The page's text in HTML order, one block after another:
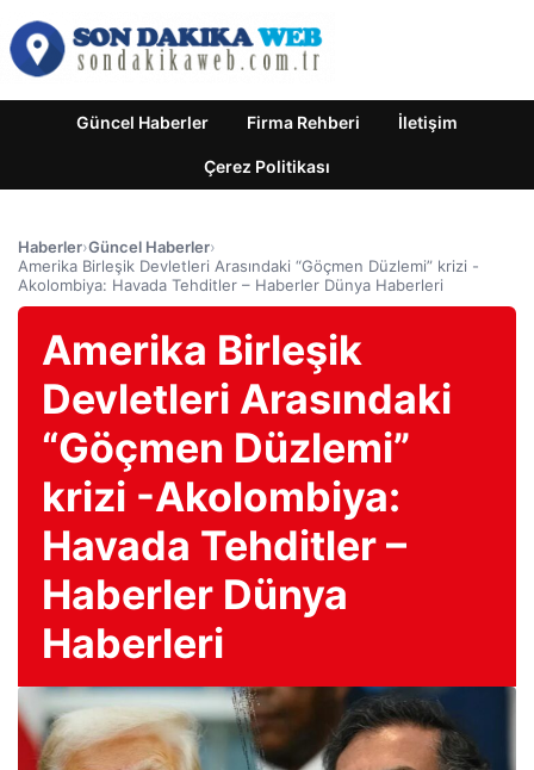
Güncel Haberler Firma Rehberi İletişim
Çerez Politikası
Haberler›Güncel Haberler›
Amerika Birleşik Devletleri Arasındaki “Göçmen Düzlemi” krizi -
Akolombiya: Havada Tehditler – Haberler Dünya Haberleri
Amerika Birleşik
Devletleri Arasındaki
“Göçmen Düzlemi”
krizi -Akolombiya:
Havada Tehditler –
Haberler Dünya
Haberleri